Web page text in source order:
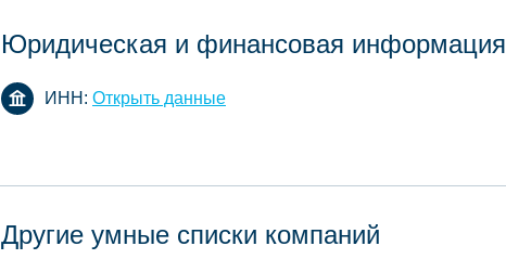
Юридическая и финансовая информация
ИНН: Открыть данные
Другие умные списки компаний